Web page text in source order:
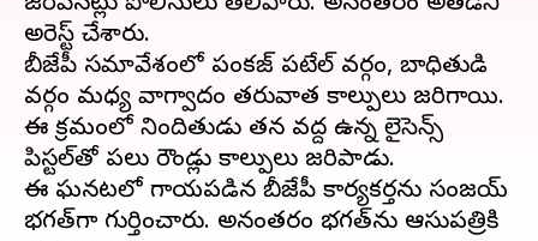
అరెస్ట్ చేశారు.
బీజేపీ సమావేశంలో పంకజ్ పటేల్ వర్గం, బాధితుడి
వర్గం మధ్య వాగ్వాదం తరువాత కాల్పులు జరిగాయి.
ఈ క్రమంలో నిందితుడు తన వద్ద ఉన్న లైసెన్స్
పిస్టల్‌తో పలు రౌండ్లు కాల్పులు జరిపాడు.
ఈ ఘనటలో గాయపడిన బీజేపీ కార్యకర్తను సంజయ్
భగత్‌గా గుర్తించారు. అనంతరం భగత్‌ను ఆసుపత్రికి